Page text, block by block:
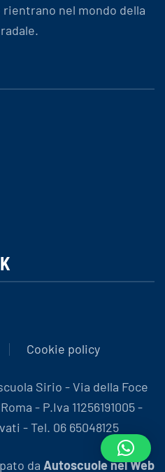
nel mondo della
Cookie policy
Sirio - Via della Foce
- P.Iva 11256191005 -
- Tel. 06 65048125
da Autoscuole nel Web